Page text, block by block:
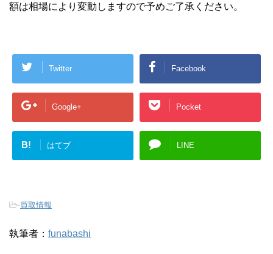
額は相場により変動しますので予めご了承ください。
Twitter Facebook
Google+ Pocket
B! はてブ LINE
-買取情報
執筆者： funabashi